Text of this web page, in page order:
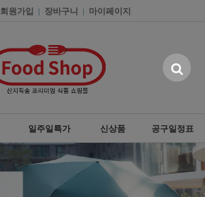
회원가입 | 장바구니 | 마이페이지
일주일특가 신상품 공구일정표